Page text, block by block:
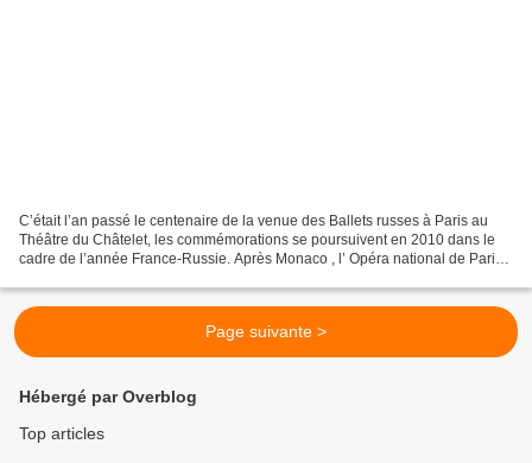
C’était l’an passé le centenaire de la venue des Ballets russes à Paris au
Théâtre du Châtelet, les commémorations se poursuivent en 2010 dans le
cadre de l’année France-Russie. Après Monaco , l’ Opéra national de Paris,
Page suivante >
Hébergé par Overblog
Top articles